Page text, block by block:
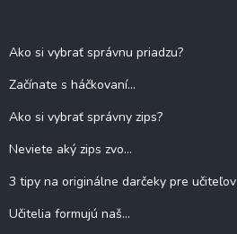
Ako si vybrať správnu priadzu?
Začínate s háčkovaní...
Ako si vybrať správny zips?
Neviete aký zips zvo...
3 tipy na originálne darčeky pre učiteľov
Učitelia formujú naš...